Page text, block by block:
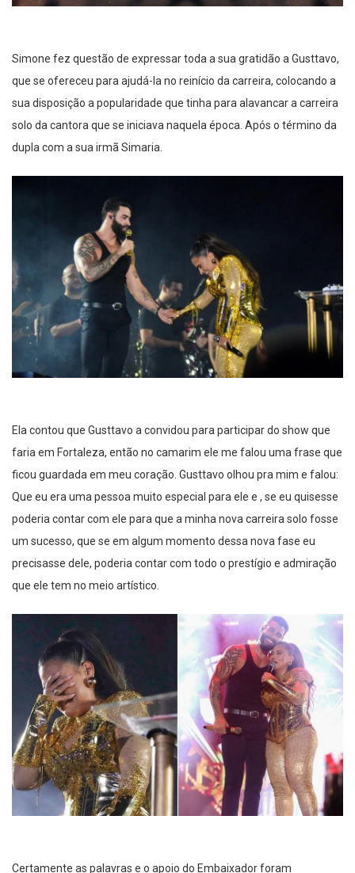
Simone fez questão de expressar toda a sua gratidão a Gusttavo,
que se ofereceu para ajudá-la no reinício da carreira, colocando a
sua disposição a popularidade que tinha para alavancar a carreira
solo da cantora que se iniciava naquela época. Após o término da
dupla com a sua irmã Simaria.
Ela contou que Gusttavo a convidou para participar do show que
faria em Fortaleza, então no camarim ele me falou uma frase que
ficou guardada em meu coração. Gusttavo olhou pra mim e falou:
Que eu era uma pessoa muito especial para ele e , se eu quisesse
poderia contar com ele para que a minha nova carreira solo fosse
um sucesso, que se em algum momento dessa nova fase eu
precisasse dele, poderia contar com todo o prestígio e admiração
que ele tem no meio artístico.
Certamente as palavras e o apoio do Embaixador foram